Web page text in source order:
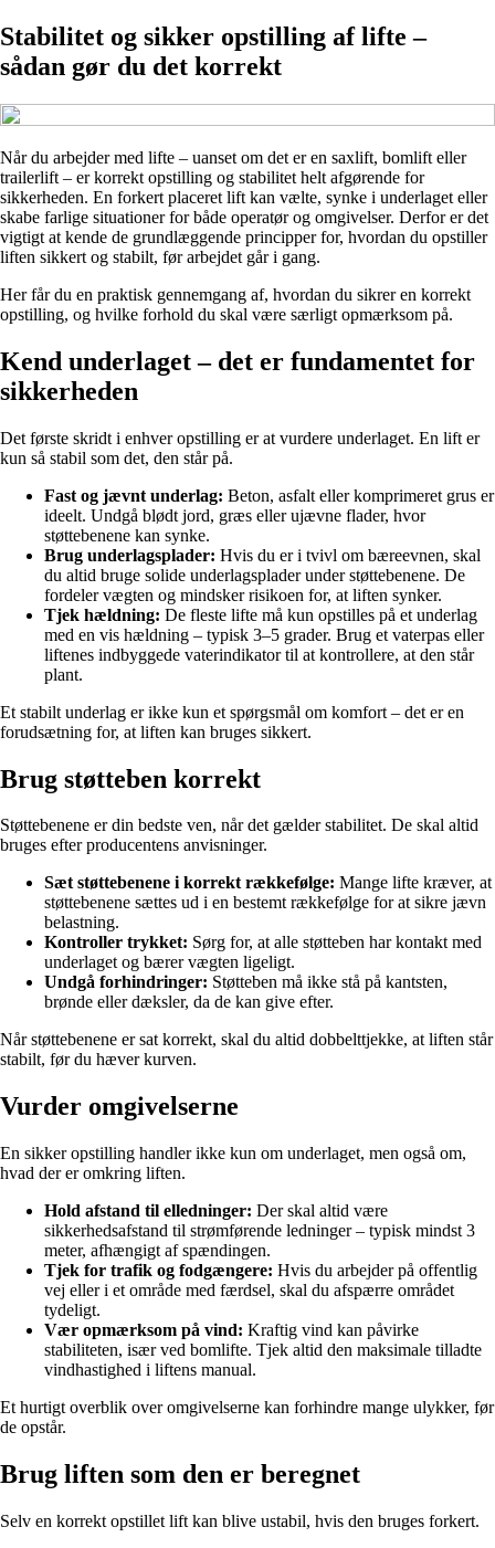
Stabilitet og sikker opstilling af lifte –
sådan gør du det korrekt
Når du arbejder med lifte – uanset om det er en saxlift, bomlift eller
trailerlift – er korrekt opstilling og stabilitet helt afgørende for
sikkerheden. En forkert placeret lift kan vælte, synke i underlaget eller
skabe farlige situationer for både operatør og omgivelser. Derfor er det
vigtigt at kende de grundlæggende principper for, hvordan du opstiller
liften sikkert og stabilt, før arbejdet går i gang.
Her får du en praktisk gennemgang af, hvordan du sikrer en korrekt
opstilling, og hvilke forhold du skal være særligt opmærksom på.
Kend underlaget – det er fundamentet for
sikkerheden
Det første skridt i enhver opstilling er at vurdere underlaget. En lift er
kun så stabil som det, den står på.
Fast og jævnt underlag: Beton, asfalt eller komprimeret grus er
ideelt. Undgå blødt jord, græs eller ujævne flader, hvor
støttebenene kan synke.
Brug underlagsplader: Hvis du er i tvivl om bæreevnen, skal
du altid bruge solide underlagsplader under støttebenene. De
fordeler vægten og mindsker risikoen for, at liften synker.
Tjek hældning: De fleste lifte må kun opstilles på et underlag
med en vis hældning – typisk 3–5 grader. Brug et vaterpas eller
liftenes indbyggede vaterindikator til at kontrollere, at den står
plant.
Et stabilt underlag er ikke kun et spørgsmål om komfort – det er en
forudsætning for, at liften kan bruges sikkert.
Brug støtteben korrekt
Støttebenene er din bedste ven, når det gælder stabilitet. De skal altid
bruges efter producentens anvisninger.
Sæt støttebenene i korrekt rækkefølge: Mange lifte kræver, at
støttebenene sættes ud i en bestemt rækkefølge for at sikre jævn
belastning.
Kontroller trykket: Sørg for, at alle støtteben har kontakt med
underlaget og bærer vægten ligeligt.
Undgå forhindringer: Støtteben må ikke stå på kantsten,
brønde eller dæksler, da de kan give efter.
Når støttebenene er sat korrekt, skal du altid dobbelttjekke, at liften står
stabilt, før du hæver kurven.
Vurder omgivelserne
En sikker opstilling handler ikke kun om underlaget, men også om,
hvad der er omkring liften.
Hold afstand til elledninger: Der skal altid være
sikkerhedsafstand til strømførende ledninger – typisk mindst 3
meter, afhængigt af spændingen.
Tjek for trafik og fodgængere: Hvis du arbejder på offentlig
vej eller i et område med færdsel, skal du afspærre området
tydeligt.
Vær opmærksom på vind: Kraftig vind kan påvirke
stabiliteten, især ved bomlifte. Tjek altid den maksimale tilladte
vindhastighed i liftens manual.
Et hurtigt overblik over omgivelserne kan forhindre mange ulykker, før
de opstår.
Brug liften som den er beregnet
Selv en korrekt opstillet lift kan blive ustabil, hvis den bruges forkert.